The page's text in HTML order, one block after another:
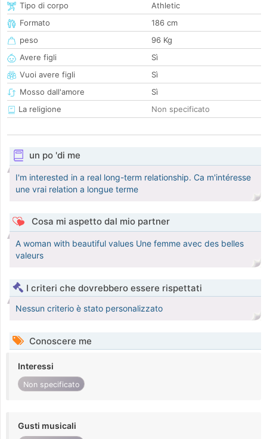
Tipo di corpo
Athletic
Formato
186 cm
peso
96 Kg
Avere figli
Sì
Vuoi avere figli
Sì
Mosso dall'amore
Sì
La religione
Non specificato
un po 'di me
I'm interested in a real long-term relationship. Ca m'intéresse
une vrai relation a longue terme
Cosa mi aspetto dal mio partner
A woman with beautiful values Une femme avec des belles
valeurs
I criteri che dovrebbero essere rispettati
Nessun criterio è stato personalizzato
Conoscere me
Interessi
Non specificato
Gusti musicali